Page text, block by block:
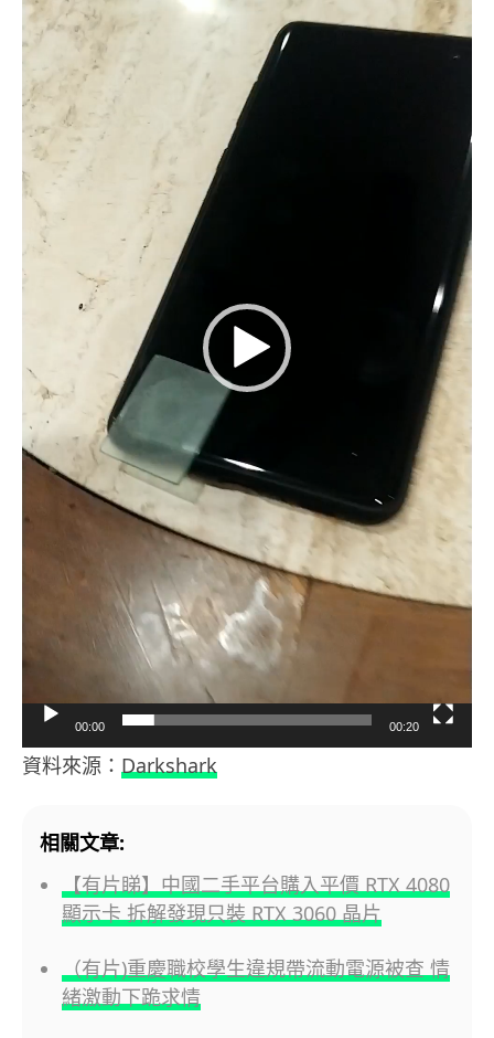
播
放
器
00:00 00:20
資料來源： Darkshark
相關文章:
【有片睇】中國二手平台購入平價 RTX 4080
顯示卡 拆解發現只裝 RTX 3060 晶片
（有片)重慶職校學生違規帶流動電源被查 情
緒激動下跪求情